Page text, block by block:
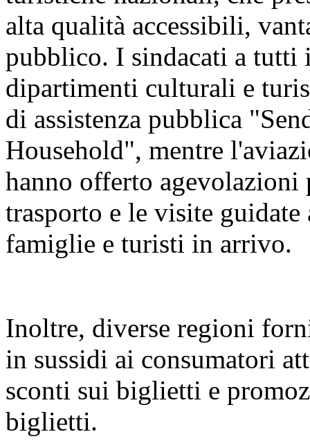
alta qualità accessibili,
pubblico. I sindacati a
dipartimenti culturali e
di assistenza pubblica
Household", mentre
hanno offerto
trasporto e le visite
famiglie e turisti in arrivo.
Inoltre, diverse regioni
in sussidi ai consumatori
sconti sui biglietti e
biglietti.